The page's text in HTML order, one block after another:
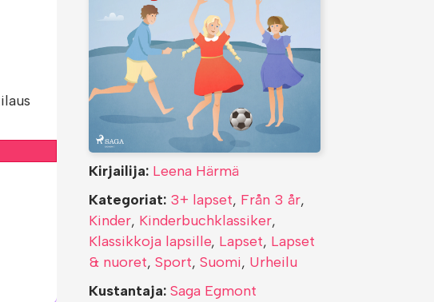
Kirjailija: Leena Härmä
Kategoriat: 3+ lapset, Från 3 år,
Kinder, Kinderbuchklassiker,
Klassikkoja lapsille, Lapset, Lapset
& nuoret, Sport, Suomi, Urheilu
Kustantaja: Saga Egmont